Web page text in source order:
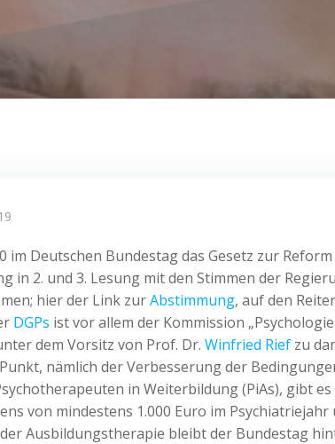
im Deutschen Bundestag das Gesetz zur
in 2. und 3. Lesung mit den Stimmen der
hier der Link zurAbstimmung, auf den
DGPs ist vor allem der Kommission
dem Vorsitz von Prof. Dr. Winfried Rief zu
nämlich der Verbesserung der
in Weiterbildung (PiAs), gibt
von mindestens 1.000 Euro im
Ausbildungstherapie bleibt der Bundestag